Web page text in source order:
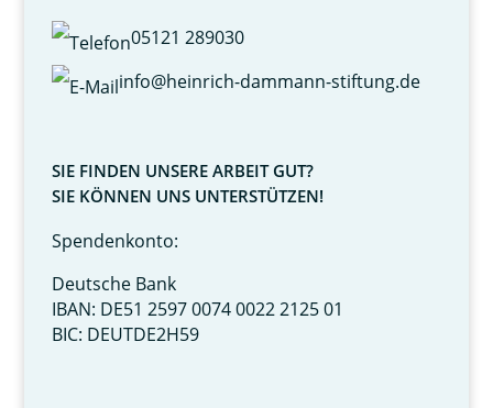
05121 289030
info@heinrich-dammann-stiftung.de
SIE FINDEN UNSERE ARBEIT GUT?
SIE KÖNNEN UNS UNTERSTÜTZEN!
Spendenkonto:
Deutsche Bank
IBAN: DE51 2597 0074 0022 2125 01
BIC: DEUTDE2H59